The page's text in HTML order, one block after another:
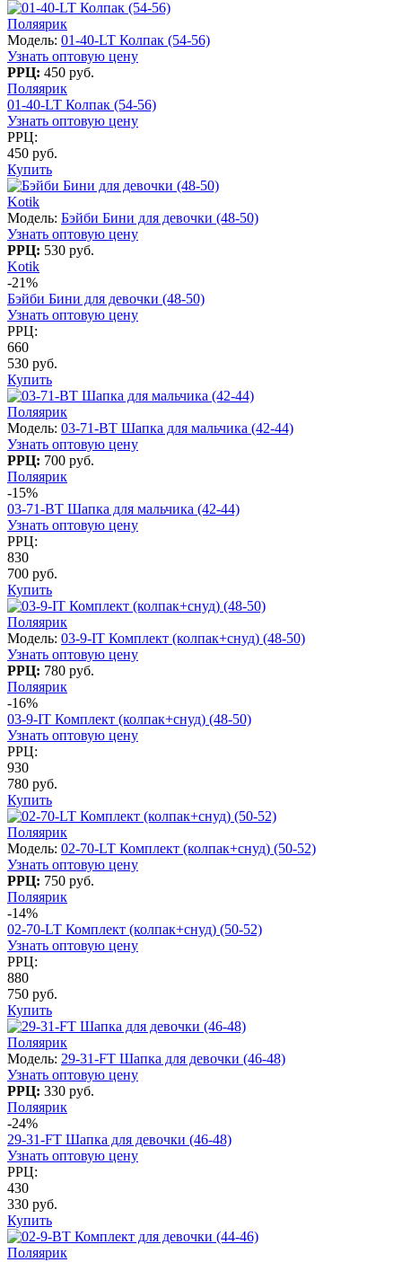
Поляярик
Модель: 01-40-LT Колпак (54-56)
Узнать оптовую цену
РРЦ: 450 руб.
Поляярик
01-40-LT Колпак (54-56)
Узнать оптовую цену
РРЦ:
450 руб.
Купить
Kotik
Модель: Бэйби Бини для девочки (48-50)
Узнать оптовую цену
РРЦ: 530 руб.
Kotik
-21%
Бэйби Бини для девочки (48-50)
Узнать оптовую цену
РРЦ:
660
530 руб.
Купить
Поляярик
Модель: 03-71-BT Шапка для мальчика (42-44)
Узнать оптовую цену
РРЦ: 700 руб.
Поляярик
-15%
03-71-BT Шапка для мальчика (42-44)
Узнать оптовую цену
РРЦ:
830
700 руб.
Купить
Поляярик
Модель: 03-9-IT Комплект (колпак+снуд) (48-50)
Узнать оптовую цену
РРЦ: 780 руб.
Поляярик
-16%
03-9-IT Комплект (колпак+снуд) (48-50)
Узнать оптовую цену
РРЦ:
930
780 руб.
Купить
Поляярик
Модель: 02-70-LT Комплект (колпак+снуд) (50-52)
Узнать оптовую цену
РРЦ: 750 руб.
Поляярик
-14%
02-70-LT Комплект (колпак+снуд) (50-52)
Узнать оптовую цену
РРЦ:
880
750 руб.
Купить
Поляярик
Модель: 29-31-FT Шапка для девочки (46-48)
Узнать оптовую цену
РРЦ: 330 руб.
Поляярик
-24%
29-31-FT Шапка для девочки (46-48)
Узнать оптовую цену
РРЦ:
430
330 руб.
Купить
Поляярик